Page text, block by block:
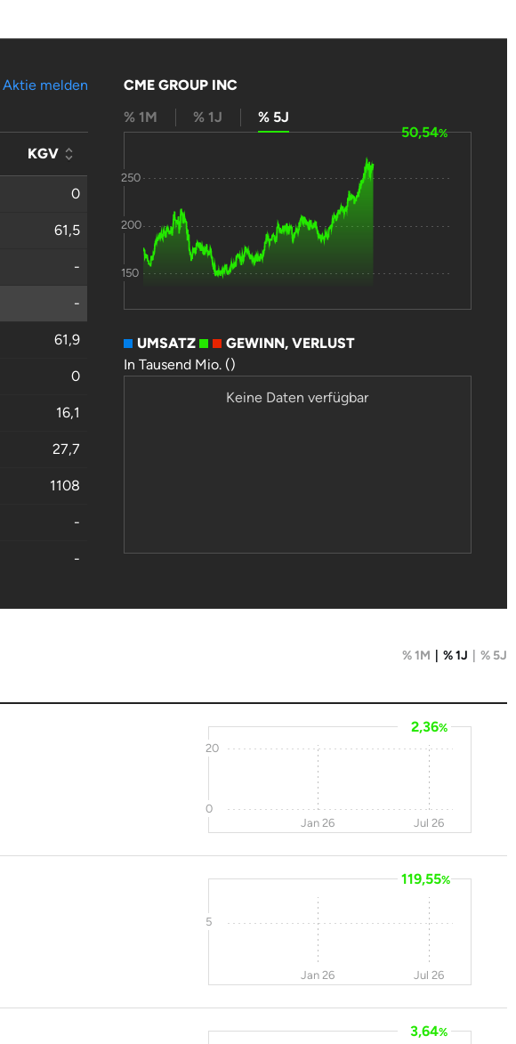
Aktie melden
KGV
0
61,5
-
-
61,9
0
16,1
27,7
1108
-
-
0
CME GROUP INC
% 1M
% 1J
% 5J
50,54%
150
200
250
UMSATZ
GEWINN, VERLUST
In Tausend Mio. ()
Keine Daten verfügbar
% 1M % 1J % 5J
2,36%
0
20
Jan 26 Jul 26
119,55%
5
Jan 26 Jul 26
3,64%